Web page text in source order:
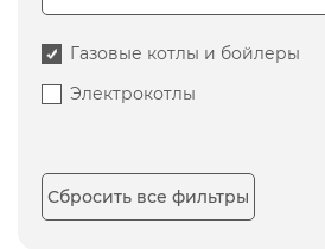
Газовые котлы и бойлеры
Электрокотлы
Сбросить все фильтры